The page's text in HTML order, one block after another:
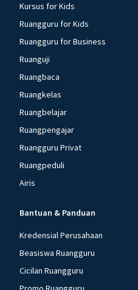
Kursus for Kids
Ruangguru for Kids
Ruangguru for Business
Ruanguji
Ruangbaca
Ruangkelas
Ruangbelajar
Ruangpengajar
Ruangguru Privat
Ruangpeduli
Airis
Bantuan & Panduan
Kredensial Perusahaan
Beasiswa Ruangguru
Cicilan Ruangguru